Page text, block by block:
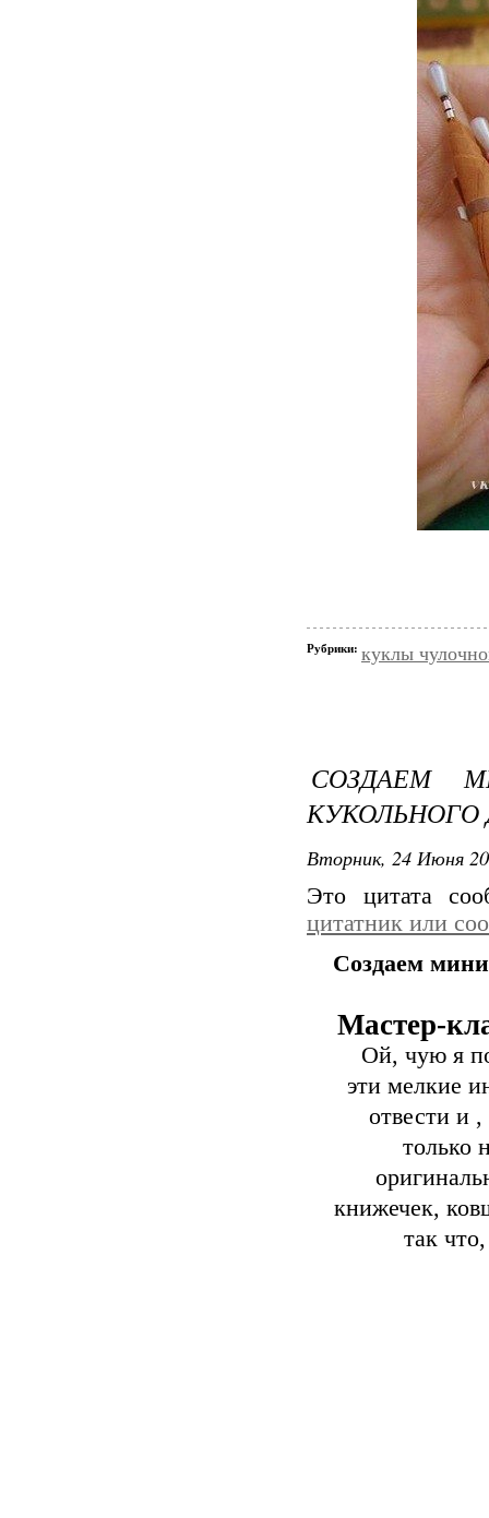
Рубрики: куклы
СОЗДАЕМ
Вторник, 24 Июня
Это цитата
цитатник или
Создаем
Мастер-
Ой, чую я
эти мелкие
отвести и
только
книжечек,
так